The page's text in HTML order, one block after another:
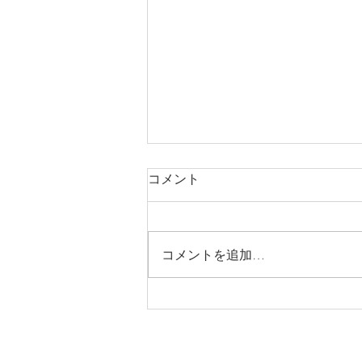
＜SHORT ESSAY＞キッチンが
コメント
コメントを追加…